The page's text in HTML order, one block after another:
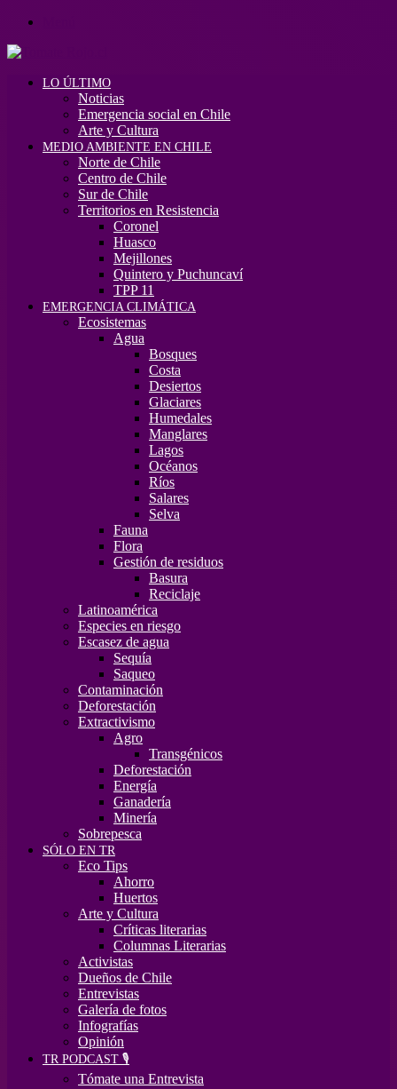
LO ÚLTIMO
Noticias
Emergencia social en Chile
Arte y Cultura
MEDIO AMBIENTE EN CHILE
Norte de Chile
Centro de Chile
Sur de Chile
Territorios en Resistencia
Coronel
Huasco
Mejillones
Quintero y Puchuncaví
TPP 11
EMERGENCIA CLIMÁTICA
Ecosistemas
Agua
Bosques
Costa
Desiertos
Glaciares
Humedales
Manglares
Lagos
Océanos
Ríos
Salares
Selva
Fauna
Flora
Gestión de residuos
Basura
Reciclaje
Latinoamérica
Especies en riesgo
Escasez de agua
Sequía
Saqueo
Contaminación
Deforestación
Extractivismo
Agro
Transgénicos
Deforestación
Energía
Ganadería
Minería
Sobrepesca
SÓLO EN TR
Eco Tips
Ahorro
Huertos
Arte y Cultura
Críticas literarias
Columnas Literarias
Activistas
Dueños de Chile
Entrevistas
Galería de fotos
Infografías
Opinión
TR PODCAST 🎙️
Tómate una Entrevista